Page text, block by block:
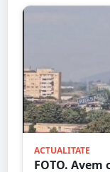
ACTUALITATE
FOTO. Avem